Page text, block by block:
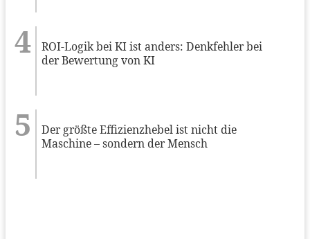
ROI-Logik bei KI ist anders: Denkfehler bei
der Bewertung von KI
Der größte Effizienzhebel ist nicht die
Maschine – sondern der Mensch